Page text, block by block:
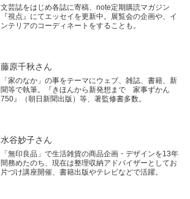
文芸誌をはじめ各誌に寄稿、note定期購読マガジン
『視点』にてエッセイを更新中。展覧会の企画や、イ
ンテリアのコーディネートをすることも。
藤原千秋さん
「家のなか」の事をテーマにウェブ、雑誌、書籍、新
聞等で執筆。『きほんから新発想まで 家事ずかん
750』（朝日新聞出版）等、著監修書多数。
水谷妙子さん
「無印良品」で生活雑貨の商品企画・デザインを13年
間務めたのち、現在は整理収納アドバイザーとしてお
片づけ講座開催、書籍出版やテレビなどで活躍。